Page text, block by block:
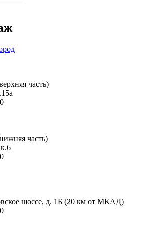
часть)
часть)
шоссе, д. 1Б (20 км от МКАД)